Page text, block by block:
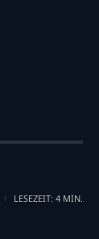
LESEZEIT: 4 MIN.